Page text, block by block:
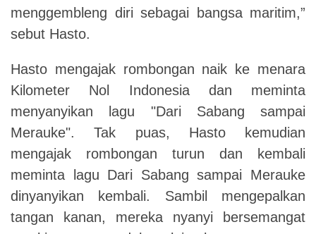
menggembleng diri sebagai bangsa maritim,”
sebut Hasto.
Hasto mengajak rombongan naik ke menara
Kilometer Nol Indonesia dan meminta
menyanyikan lagu "Dari Sabang sampai
Merauke". Tak puas, Hasto kemudian
mengajak rombongan turun dan kembali
meminta lagu Dari Sabang sampai Merauke
dinyanyikan kembali. Sambil mengepalkan
tangan kanan, mereka nyanyi bersemangat